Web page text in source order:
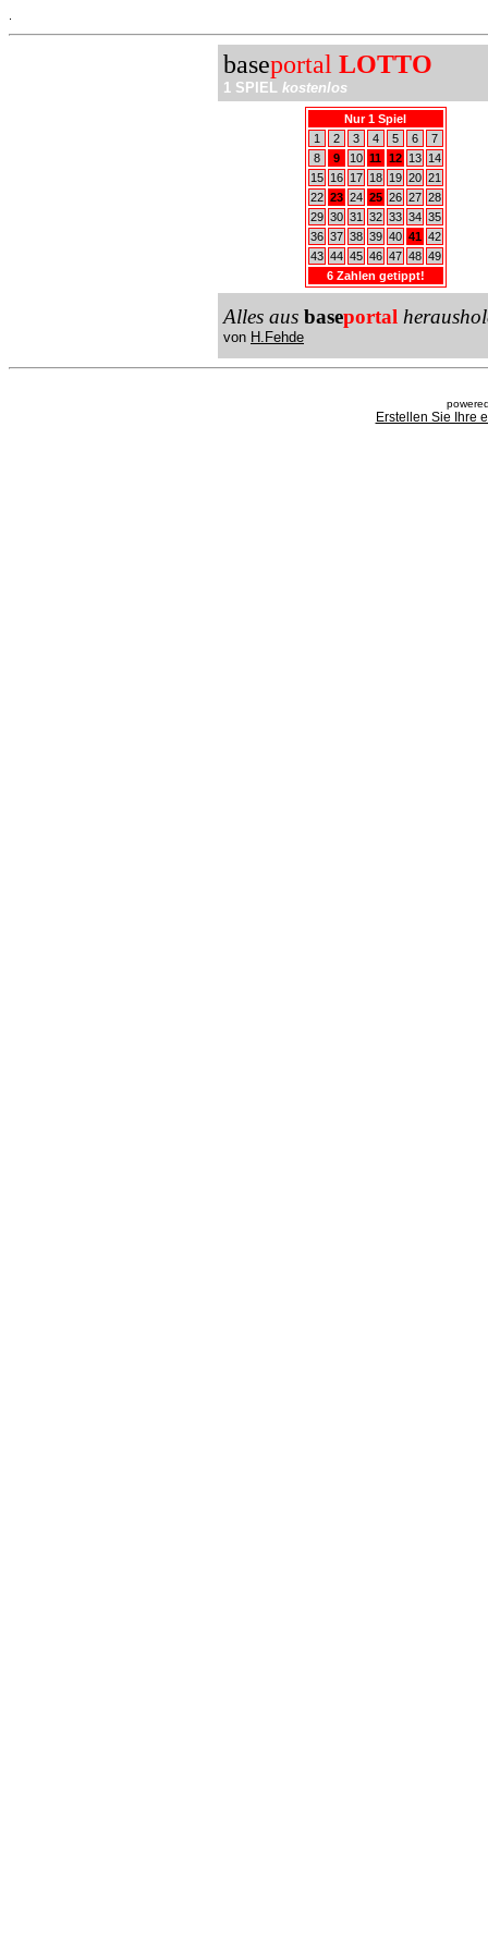
baseportal LOTTO
1 SPIEL kostenlos
Nur 1 Spiel
1
2 3 4 5 6
7
8
9 10 11 12 13
14
15
16 17 18 19 20 21
22 23 24 25 26 27 28
29 30 31 32 33 34 35
36 37 38 39 40 41 42
43 44 45 46 47 48 49
6 Zahlen getippt!
Alles aus baseportal
von H.Fehde
Erstellen Sie Ihre